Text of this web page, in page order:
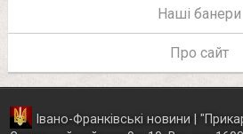
Наші банери
Про сайт
Івано-Франківські новини | "